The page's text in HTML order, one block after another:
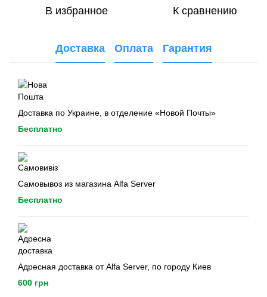
В избранное К сравнению
Доставка Оплата Гарантия
Доставка по Украине, в отделение «Новой Почты»
Бесплатно
Самовывоз из магазина Alfa Server
Бесплатно
Адресная доставка от Alfa Server, по городу Киев
600 грн